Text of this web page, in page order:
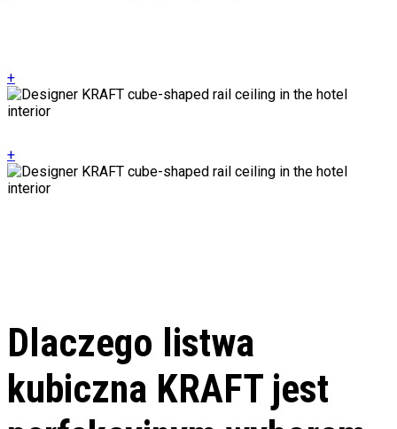
+
+
Dlaczego listwa
kubiczna KRAFT jest